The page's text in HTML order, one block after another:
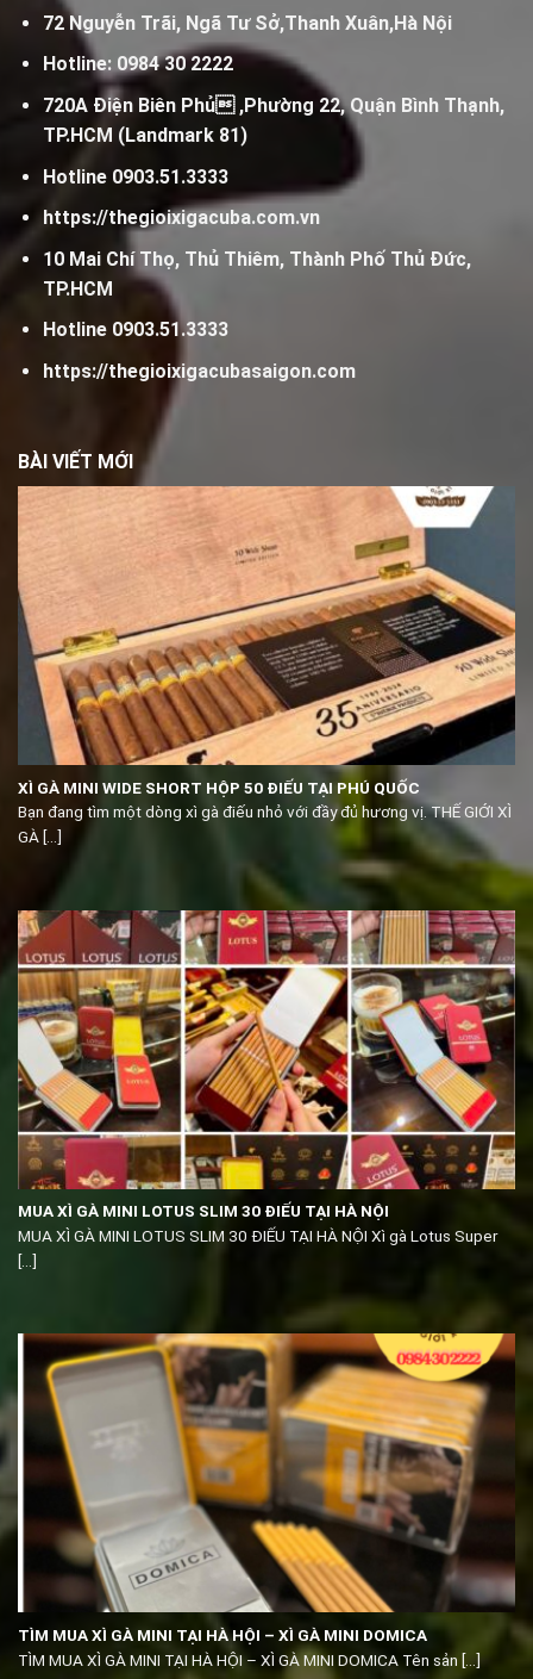
72 Nguyễn Trãi, Ngã Tư Sở,Thanh Xuân,Hà Nội
Hotline: 0984 30 2222
720A Điện Biên Phủ ,Phường 22, Quận Bình Thạnh,
TP.HCM (Landmark 81)
Hotline 0903.51.3333
https://thegioixigacuba.com.vn
10 Mai Chí Thọ, Thủ Thiêm, Thành Phố Thủ Đức,
TP.HCM
Hotline 0903.51.3333
https://thegioixigacubasaigon.com
BÀI VIẾT MỚI
XÌ GÀ MINI WIDE SHORT HỘP 50 ĐIẾU TẠI PHÚ QUỐC
Bạn đang tìm một dòng xì gà điếu nhỏ với đầy đủ hương vị. THẾ GIỚI XÌ
GÀ [...]
MUA XÌ GÀ MINI LOTUS SLIM 30 ĐIẾU TẠI HÀ NỘI
MUA XÌ GÀ MINI LOTUS SLIM 30 ĐIẾU TẠI HÀ NỘI Xì gà Lotus Super
[...]
TÌM MUA XÌ GÀ MINI TẠI HÀ HỘI – XÌ GÀ MINI DOMICA
TÌM MUA XÌ GÀ MINI TẠI HÀ HỘI – XÌ GÀ MINI DOMICA Tên sản [...]